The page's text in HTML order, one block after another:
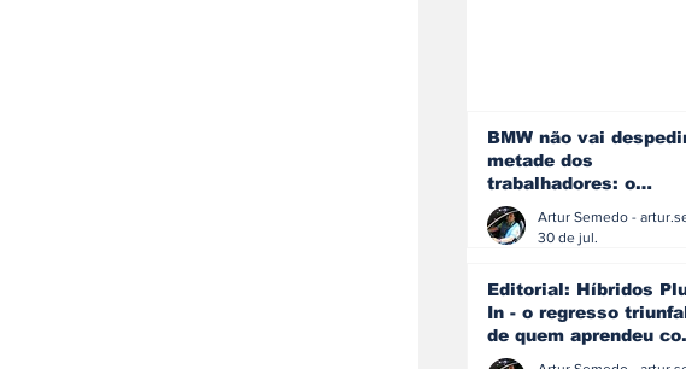
BMW não vai
metade dos
trabalhadores: o
problema é o
que muitos decidiram
30 de jul.
Editorial: Híbridos
In - o regresso
de quem aprendeu
os erros do passado